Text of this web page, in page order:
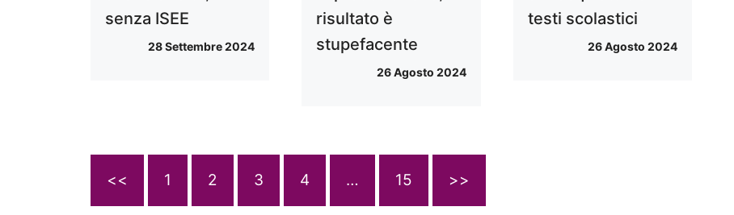
senza ISEE
28 Settembre 2024
risultato è
stupefacente
26 Agosto 2024
testi scolastici
26 Agosto 2024
<< 1 2 3 4 … 15 >>